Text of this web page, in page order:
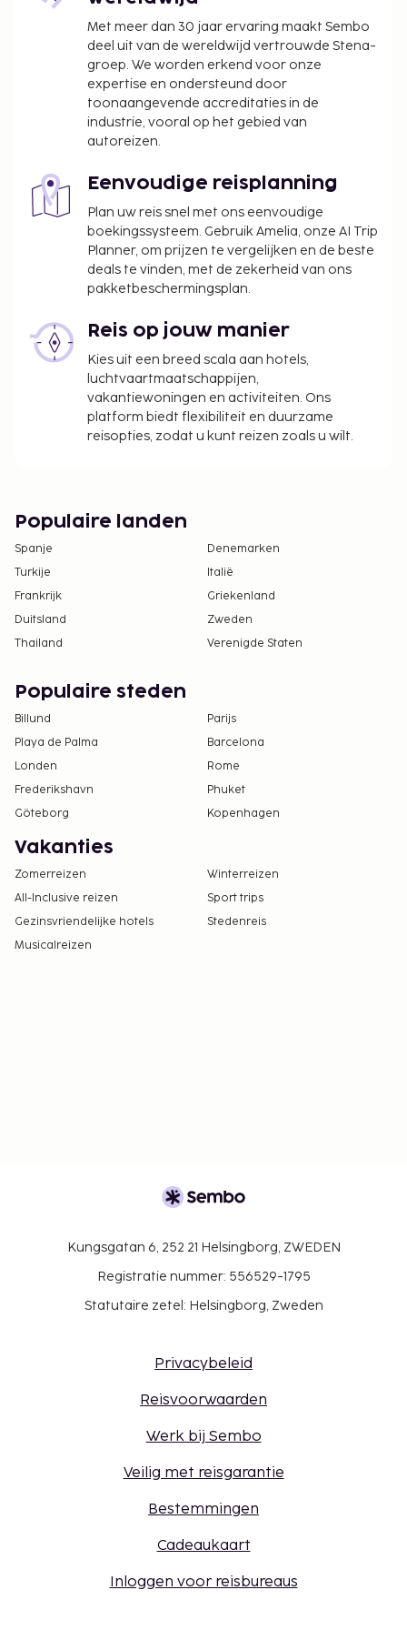
Een verplichte toeslag voor het schoonmaken
is bij het huurtarief van deze accommodatie
inbegrepen.
Met meer dan 30 jaar ervaring maakt Sembo
deel uit van de wereldwijd vertrouwde Stena-
groep. We worden erkend voor onze
expertise en ondersteund door
toonaangevende accreditaties in de
industrie, vooral op het gebied van
autoreizen.
Eenvoudige reisplanning
Plan uw reis snel met ons eenvoudige
boekingssysteem. Gebruik Amelia, onze AI Trip
Planner, om prijzen te vergelijken en de beste
deals te vinden, met de zekerheid van ons
pakketbeschermingsplan.
Reis op jouw manier
Kies uit een breed scala aan hotels,
luchtvaartmaatschappijen,
vakantiewoningen en activiteiten. Ons
platform biedt flexibiliteit en duurzame
reisopties, zodat u kunt reizen zoals u wilt.
Populaire landen
Spanje
Denemarken
Turkije
Italië
Frankrijk
Griekenland
Duitsland
Zweden
Thailand
Verenigde Staten
Populaire steden
Billund
Parijs
Playa de Palma
Barcelona
Londen
Rome
Frederikshavn
Phuket
Göteborg
Kopenhagen
Vakanties
Zomerreizen
Winterreizen
All-Inclusive reizen
Sport trips
Gezinsvriendelijke hotels
Stedenreis
Musicalreizen
Kungsgatan 6, 252 21 Helsingborg, ZWEDEN
Registratie nummer: 556529-1795
Statutaire zetel: Helsingborg, Zweden
Privacybeleid
Reisvoorwaarden
Werk bij Sembo
Veilig met reisgarantie
Bestemmingen
Cadeaukaart
Inloggen voor reisbureaus